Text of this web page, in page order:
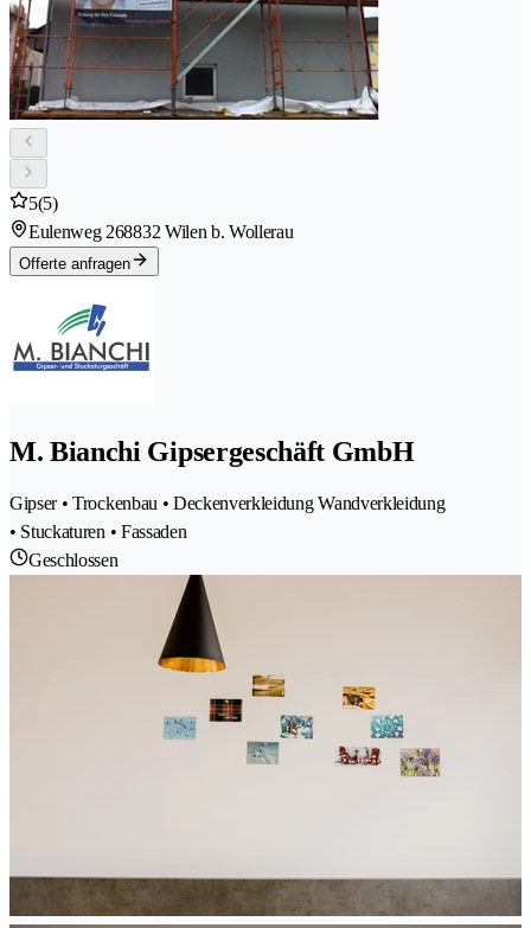
5(5)
Eulenweg 268832 Wilen b. Wollerau
Offerte anfragen
M. Bianchi Gipsergeschäft GmbH
Gipser • Trockenbau • Deckenverkleidung Wandverkleidung
• Stuckaturen • Fassaden
Geschlossen